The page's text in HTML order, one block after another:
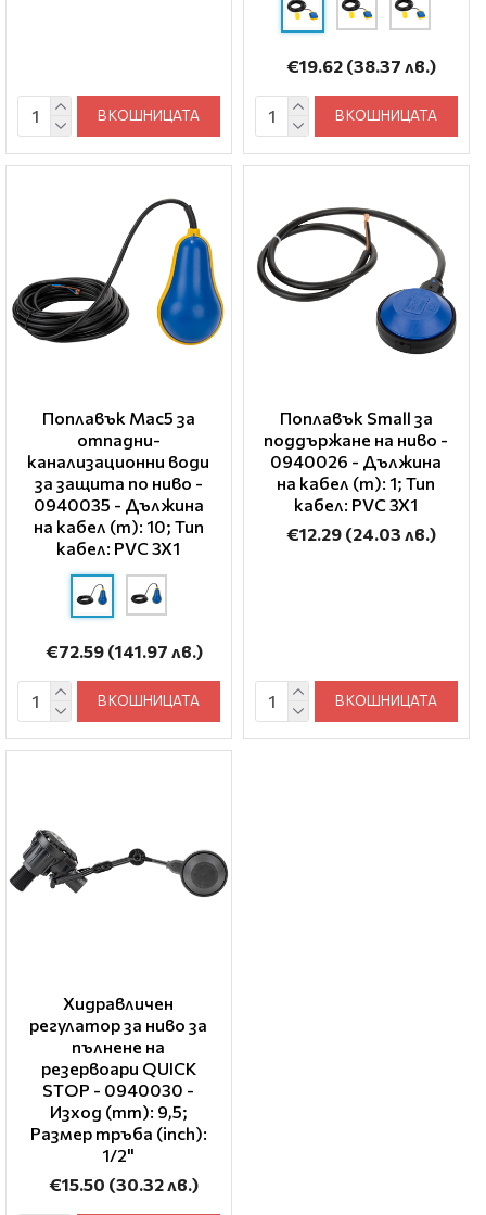
В КОШНИЦАТА
€19.62 (38.37 лв.)
В КОШНИЦАТА
Поплавък Mac5 за
отпадни-
канализационни води
за защита по ниво -
0940035 - Дължина
на кабел (m): 10; Тип
кабел: PVC 3X1
€72.59 (141.97 лв.)
В КОШНИЦАТА
Поплавък Small за
поддържане на ниво -
0940026 - Дължина
на кабел (m): 1; Тип
кабел: PVC 3X1
€12.29 (24.03 лв.)
В КОШНИЦАТА
Хидравличен
регулатор за ниво за
пълнене на
резервоари QUICK
STOP - 0940030 -
Изход (mm): 9,5;
Размер тръба (inch):
1/2"
€15.50 (30.32 лв.)